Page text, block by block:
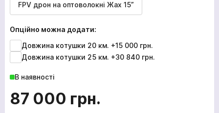
FPV дрон на оптоволокні Жах 15”
Опційно можна додати:
Довжина котушки 20 км. +15 000 грн.
Довжина котушки 25 км. +30 840 грн.
В наявності
87 000 грн.